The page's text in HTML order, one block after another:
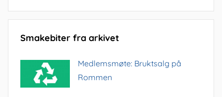
Smakebiter fra arkivet
Medlemsmøte: Bruktsalg på
Rommen